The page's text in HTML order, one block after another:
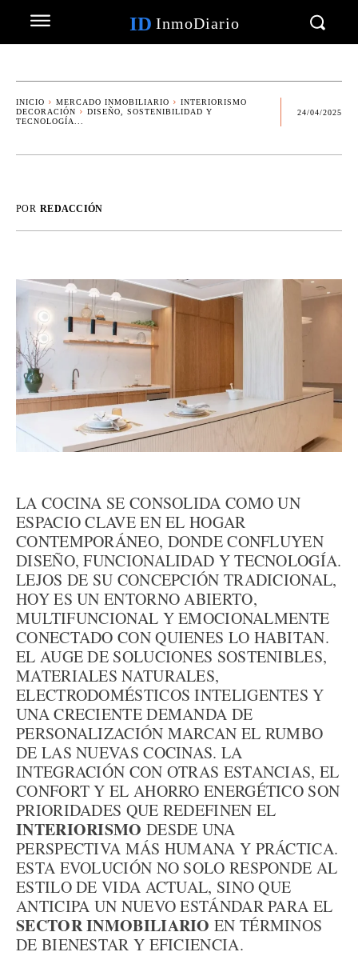
ID InmoDiario
INICIO MERCADO INMOBILIARIO
INTERIORISMO
DECORACIÓN
DISEÑO, SOSTENIBILIDAD Y
TECNOLOGÍA...
24/04/2025
POR REDACCIÓN
LA COCINA SE CONSOLIDA COMO UN
ESPACIO CLAVE EN EL HOGAR
CONTEMPORÁNEO, DONDE CONFLUYEN
DISEÑO, FUNCIONALIDAD Y TECNOLOGÍA.
LEJOS DE SU CONCEPCIÓN TRADICIONAL,
HOY ES UN ENTORNO ABIERTO,
MULTIFUNCIONAL Y EMOCIONALMENTE
CONECTADO CON QUIENES LO HABITAN.
EL AUGE DE SOLUCIONES SOSTENIBLES,
MATERIALES NATURALES,
ELECTRODOMÉSTICOS INTELIGENTES Y
UNA CRECIENTE DEMANDA DE
PERSONALIZACIÓN MARCAN EL RUMBO
DE LAS NUEVAS COCINAS. LA
INTEGRACIÓN CON OTRAS ESTANCIAS, EL
CONFORT Y EL AHORRO ENERGÉTICO SON
PRIORIDADES QUE REDEFINEN EL
INTERIORISMO DESDE UNA
PERSPECTIVA MÁS HUMANA Y PRÁCTICA.
ESTA EVOLUCIÓN NO SOLO RESPONDE AL
ESTILO DE VIDA ACTUAL, SINO QUE
ANTICIPA UN NUEVO ESTÁNDAR PARA EL
SECTOR INMOBILIARIO EN TÉRMINOS
DE BIENESTAR Y EFICIENCIA.